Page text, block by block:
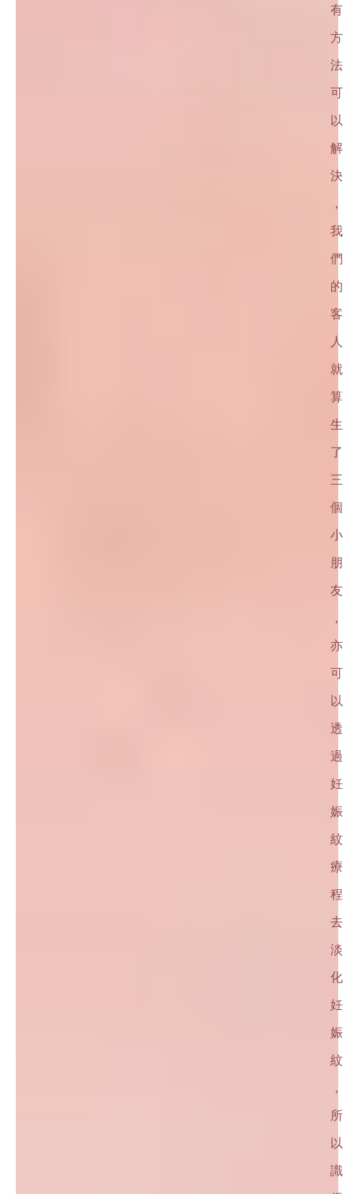
有
方
法
可
以
解
決
，
我
們
的
客
人
就
算
生
了
三
個
小
朋
友
，
亦
可
以
透
過
妊
娠
紋
療
程
去
淡
化
妊
娠
紋
，
所
以
識